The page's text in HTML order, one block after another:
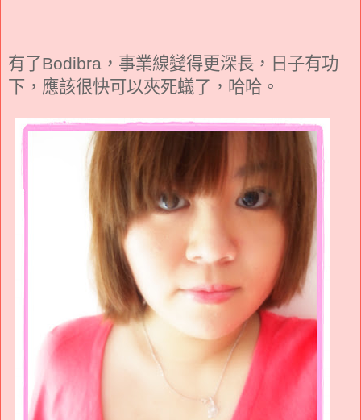
有了Bodibra ，事業線變得更深長，日子有功
下，應該很快可以夾死蟻了，哈哈。